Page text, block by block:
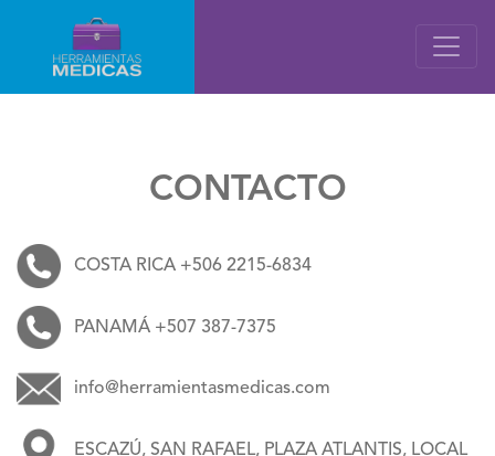
CONTACTO
COSTA RICA +506 2215-6834
PANAMÁ +507 387-7375
info@herramientasmedicas.com
ESCAZÚ, SAN RAFAEL, PLAZA ATLANTIS, LOCAL